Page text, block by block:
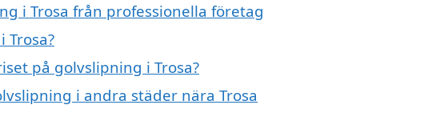
i Trosa från professionella företag
Trosa?
på golvslipning i Trosa?
i andra städer nära Trosa